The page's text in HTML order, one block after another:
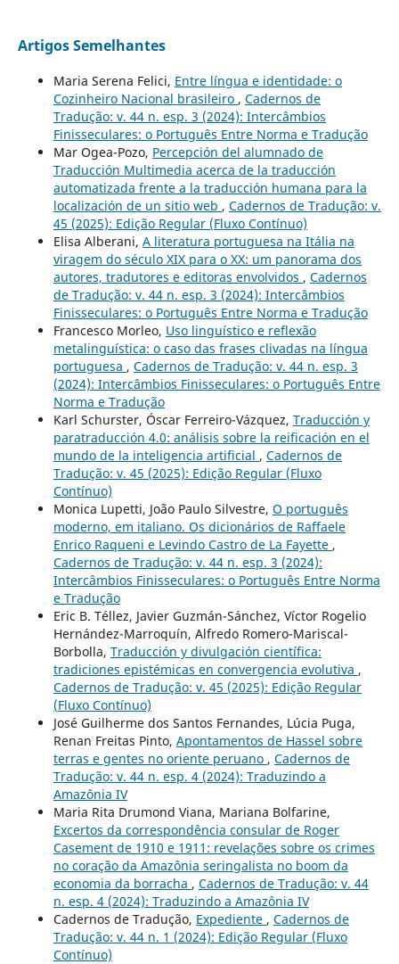
Artigos Semelhantes
Maria Serena Felici, Entre língua e identidade: o
Cozinheiro Nacional brasileiro , Cadernos de
Tradução: v. 44 n. esp. 3 (2024): Intercâmbios
Finisseculares: o Português Entre Norma e Tradução
Mar Ogea-Pozo, Percepción del alumnado de
Traducción Multimedia acerca de la traducción
automatizada frente a la traducción humana para la
localización de un sitio web , Cadernos de Tradução: v.
45 (2025): Edição Regular (Fluxo Contínuo)
Elisa Alberani, A literatura portuguesa na Itália na
viragem do século XIX para o XX: um panorama dos
autores, tradutores e editoras envolvidos , Cadernos
de Tradução: v. 44 n. esp. 3 (2024): Intercâmbios
Finisseculares: o Português Entre Norma e Tradução
Francesco Morleo, Uso linguístico e reflexão
metalinguística: o caso das frases clivadas na língua
portuguesa , Cadernos de Tradução: v. 44 n. esp. 3
(2024): Intercâmbios Finisseculares: o Português Entre
Norma e Tradução
Karl Schurster, Óscar Ferreiro-Vázquez, Traducción y
paratraducción 4.0: análisis sobre la reificación en el
mundo de la inteligencia artificial , Cadernos de
Tradução: v. 45 (2025): Edição Regular (Fluxo
Contínuo)
Monica Lupetti, João Paulo Silvestre, O português
moderno, em italiano. Os dicionários de Raffaele
Enrico Raqueni e Levindo Castro de La Fayette ,
Cadernos de Tradução: v. 44 n. esp. 3 (2024):
Intercâmbios Finisseculares: o Português Entre Norma
e Tradução
Eric B. Téllez, Javier Guzmán-Sánchez, Víctor Rogelio
Hernández-Marroquín, Alfredo Romero-Mariscal-
Borbolla, Traducción y divulgación científica:
tradiciones epistémicas en convergencia evolutiva ,
Cadernos de Tradução: v. 45 (2025): Edição Regular
(Fluxo Contínuo)
José Guilherme dos Santos Fernandes, Lúcia Puga,
Renan Freitas Pinto, Apontamentos de Hassel sobre
terras e gentes no oriente peruano , Cadernos de
Tradução: v. 44 n. esp. 4 (2024): Traduzindo a
Amazônia IV
Maria Rita Drumond Viana, Mariana Bolfarine,
Excertos da correspondência consular de Roger
Casement de 1910 e 1911: revelações sobre os crimes
no coração da Amazônia seringalista no boom da
economia da borracha , Cadernos de Tradução: v. 44
n. esp. 4 (2024): Traduzindo a Amazônia IV
Cadernos de Tradução, Expediente , Cadernos de
Tradução: v. 44 n. 1 (2024): Edição Regular (Fluxo
Contínuo)